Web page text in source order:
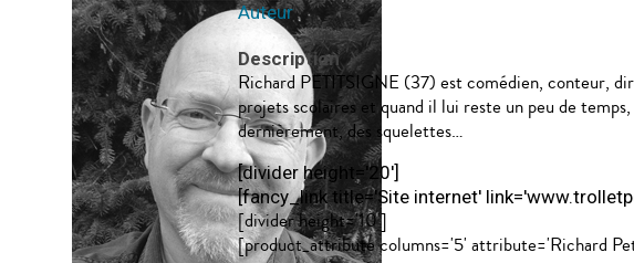
Auteur
Description
Richard PETITSIGNE (37) est comédien, conteur,
projets scolaires et quand il lui reste un peu de
dernièrement, des squelettes…
[divider height='20']
[fancy_link title='Site internet'
[divider height='10']
[product_attribute columns='5' attribute='Richard